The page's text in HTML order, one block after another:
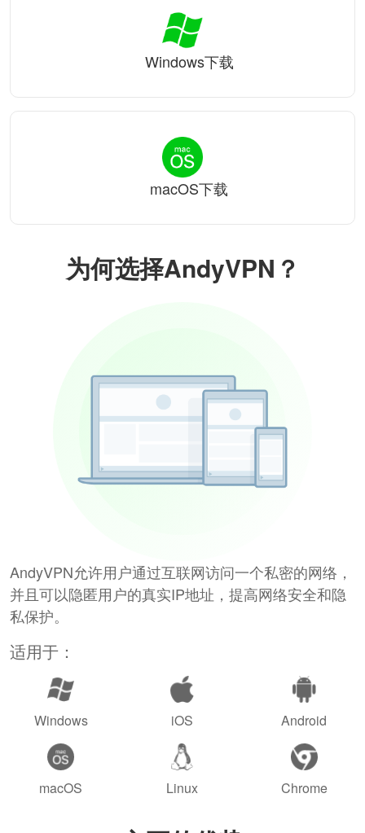
为何选择AndyVPN？
AndyVPN允许用户通过互联网访问一个私密的网络，
并且可以隐匿用户的真实IP地址，提高网络安全和隐
私保护。
适用于：
Windows iOS Android
macOS Linux Chrome
Windows下载
macOS下载